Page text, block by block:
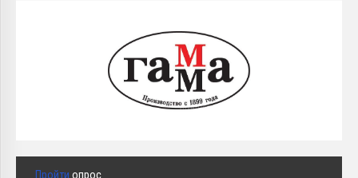
Пройти опрос